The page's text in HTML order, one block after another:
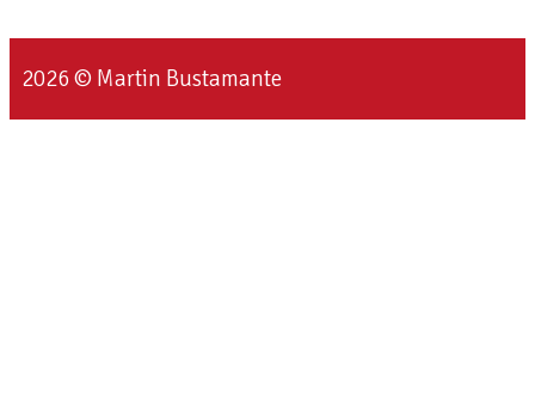
2026 © Martin Bustamante